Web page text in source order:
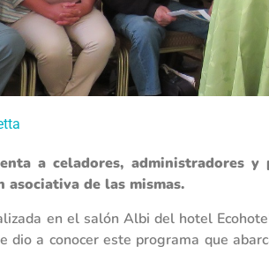
a celadores, administradores
de las mismas.
en el salón Albi del hotel
dio a conocer este programa que